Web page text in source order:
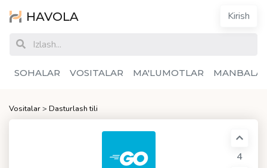
HAVOLA Kirish
SOHALAR VOSITALAR MA'LUMOTLAR
Vositalar> Dasturlash tili
4